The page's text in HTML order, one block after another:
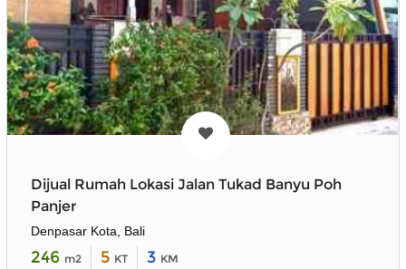
Dijual Rumah Lokasi Jalan Tukad Banyu Poh
Panjer
Denpasar Kota, Bali
246 m2 5 KT 3 KM